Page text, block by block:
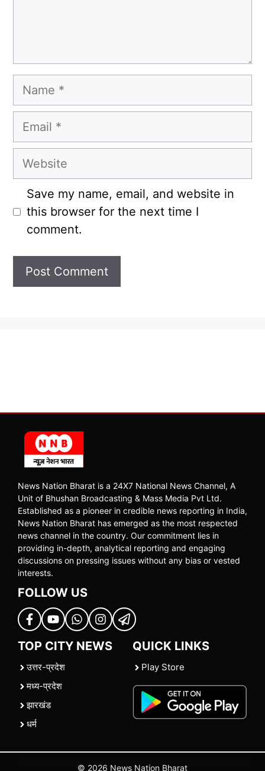
Name
Email
Website
Save my name, email, and website in
this browser for the next time I
comment.
News Nation Bharat is a 24X7 National News Channel, A
Unit of Bhushan Broadcasting & Mass Media Pvt Ltd.
Established as a pioneer in credible news reporting in India,
News Nation Bharat has emerged as the most respected
news channel in the country. Our commitment lies in
providing in-depth, analytical reporting and engaging
discussions on pressing issues without any bias or vested
interests.
FOLLOW US
TOP CITY NEWS
उत्तर-प्रदेश
मध्य-प्रदेश
झारखंड
धर्म
QUICK LINKS
Play Store
© 2026 News Nation Bharat